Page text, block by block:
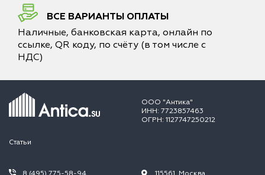
ВСЕ ВАРИАНТЫ ОПЛАТЫ
Наличные, банковская карта, онлайн по
ссылке, QR коду, по счёту (в том числе с
НДС)
ООО "Антика"
ИНН: 7723857463
ОГРН: 1127747250212
Статьи